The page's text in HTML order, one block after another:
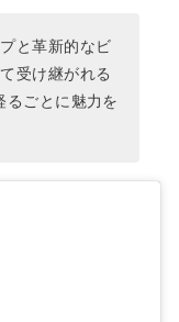
と革新的なビ
受け継がれる
るごとに魅力を